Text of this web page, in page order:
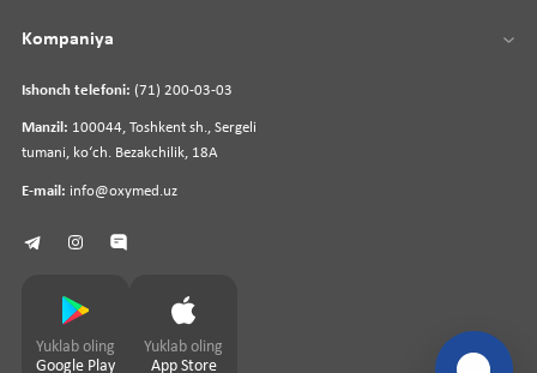
Ishonch telefoni: (71) 200-03-03
Manzil: 100044, Toshkent sh., Sergeli
tumani, koʻch. Bezakchilik, 18A
E-mail: info@oxymed.uz
Kompaniya
Yuklab oling
Google Play
Yuklab oling
App Store